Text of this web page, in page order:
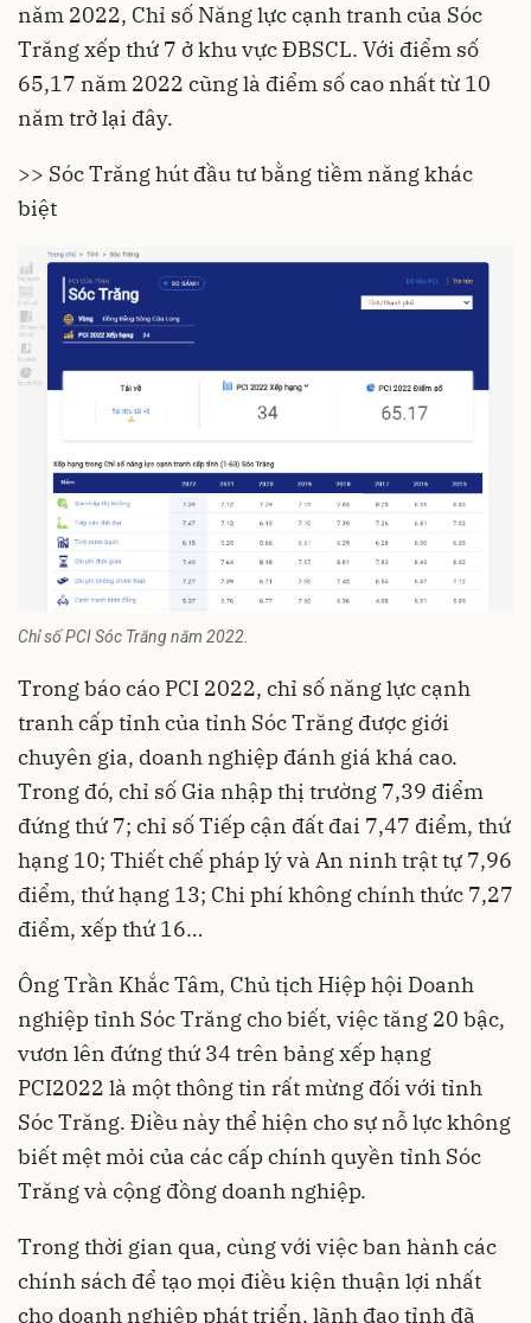
năm 2022, Chỉ số Năng lực cạnh tranh của Sóc
Trăng xếp thứ 7 ở khu vực ĐBSCL. Với điểm số
65,17 năm 2022 cũng là điểm số cao nhất từ 10
năm trở lại đây.
>> Sóc Trăng hút đầu tư bằng tiềm năng khác
biệt
Chỉ số PCI Sóc Trăng năm 2022.
Trong báo cáo PCI 2022, chỉ số năng lực cạnh
tranh cấp tỉnh của tỉnh Sóc Trăng được giới
chuyên gia, doanh nghiệp đánh giá khá cao.
Trong đó, chỉ số Gia nhập thị trường 7,39 điểm
đứng thứ 7; chỉ số Tiếp cận đất đai 7,47 điểm, thứ
hạng 10; Thiết chế pháp lý và An ninh trật tự 7,96
điểm, thứ hạng 13; Chi phí không chính thức 7,27
điểm, xếp thứ 16…
Ông Trần Khắc Tâm, Chủ tịch Hiệp hội Doanh
nghiệp tỉnh Sóc Trăng cho biết, việc tăng 20 bậc,
vươn lên đứng thứ 34 trên bảng xếp hạng
PCI2022 là một thông tin rất mừng đối với tỉnh
Sóc Trăng. Điều này thể hiện cho sự nỗ lực không
biết mệt mỏi của các cấp chính quyền tỉnh Sóc
Trăng và cộng đồng doanh nghiệp.
Trong thời gian qua, cùng với việc ban hành các
chính sách để tạo mọi điều kiện thuận lợi nhất
cho doanh nghiệp phát triển, lãnh đạo tỉnh đã